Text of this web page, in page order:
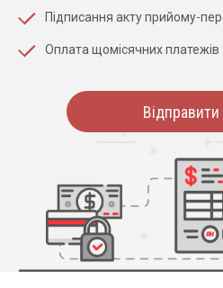
Підписання акту прийому-
Оплата щомісячних платежів
Відправити